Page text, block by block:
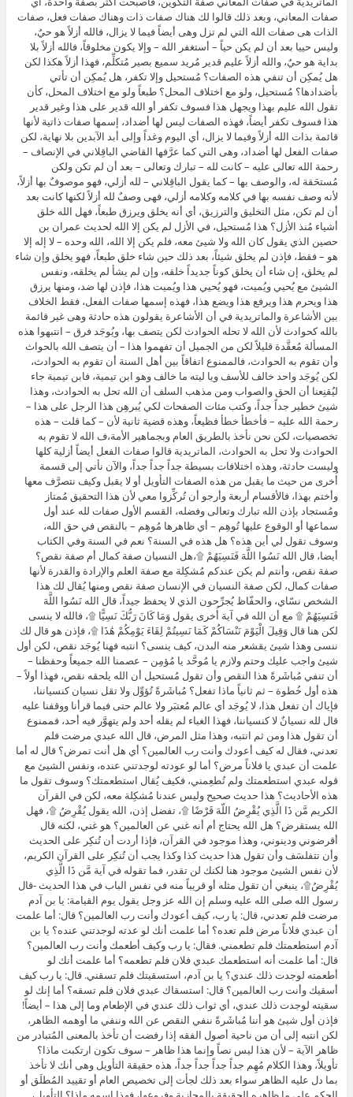
صفات المعاني، وبعد ذلك قالوا لك هناك صفات ذات وهناك صفات فعل، صفات
الذات هى صفات الله التي لم تزل وهى أيضاً فيما لا يزال، فالله أزلاً هو حيٌ،
وليس حييا بعد أن لم يكن حياً – أستغفر الله – وإلا يكون مخلوقاً، فالله أزلاً بلا
بداية هو حيٌ، والله أزلاً عليم قدير مُريد سميع بصير مُتكلِّم، فهذا أزلاً هكذا لكن
هل يُمكِن أن تنفي هذه الصفات؟ مُستحيل وإلا تكفر، هل يُمكِن أن تأتي
بأضدادها؟ مُستحيل، ولو مع اختلاف المحل؟ طبعاً ولو مع اختلاف المحل، كأن
تقول الله عليم بهذا ويجهل هذا فسوف تكفر أو الله قدير على هذا وغير قدير
هذا فسوف تكفر أيضاً، فهذه الصفات ليس لها أضداد، إسمها صفات ذاتية لأنها
قائمة بذات الله أزلاً وفيما لا يزال، أي اليوم وغداً وإلى أبد الآبدين بلا نهاية، لكن
صفات الفعل لها أضداد، وهى التي كما عرَّفها القاضي الباقِلاني في الإنصاف –
رحمة الله تعالى عليه – كانت لله – تبارك وتعالى – بعد أن لم تكن ولكن
مُستحَقة له، والوصف بها – كما يقول الباقِلاني – لله أزلي، فهو موصوفٌ بها أزلاً،
لأنه وصف نفسه بها في كلامه وكلامه أزلي، فهى وصفٌ لله أزلاً لكنها كانت بعد
أن لم تكن، مثل التخليق والترزيق، أي أنه يخلق ويرزق طبعاً، فهل الله خلق
أشياء مُنذ الأزل؟ هذا مُستحيل، في الأزل لم يكن إلا الله لحديث عمران بن
حصين الذي يقول كان الله ولا شيئ معه، فلم يكن إلا الله، الله وحده – لا إله إلا
هو – فقط، فإذن لم يخلق شيئاً، بعد ذلك حين شاء خلق طبعاً، فهو يخلق وإن شاء
لم يخلق، إن شاء أن يخلق كوناً جديداً خلقه، وإن لم يشأ لم يخلقه، ونفس
الشيئ مع يُحيي ويُميت، فهو يُحيي هذا ويُميت هذا، فإذن لها ضد، ومنها يرزق
هذا ويحرم هذا ويرفع هذا ويضع هذا، فهذه إسمها صفات الفعل، فقط الخلاف
بين الأشاعرة والماتريدية في أن الأشاعرة يقولون هذه حادثة وهى غير قائمة
بالله كحوادث لأن الله لا تحله الحوادث لكن يتصف بها، ويُوجَد فرق – انتبهوا هذه
المسألة مُعقَّدة قليلاً لكن من الجميل أن تفهموا هذا – أن يتصف الله بالحواث
وأن تقوم به الحوادث، فالممنوع اتفاقاً بين أهل السنة أن تقوم به الحوادث،
لكن يُوجَد واحد خالف للأسف ويا ليته ما خالف وهو ابن تيمية، فابن تيمية جاء
ليُقنِعنا أن الحق والصواب ومن مذهب السلف أن الله تحل به الحوادث، وهذا
شيئ خطير جداً جداً، وكتب مئات الصفحات لكي يُبرهِن هذا الرجل على هذا –
رحمة الله عليه – فأخطأ خطأ فظيعاً، وهذه قضية ثانية لأن – كما قلت – هذه
تخصصيات، لكن نحن نأخذ بالطريق العام وبجماهير الأمة،ف الله لا تقوم به
الحوادث ولا تحل به الحوادث، الماتريدية قالوا صفات الفعل أيضاً أزلية كلها
وليست حادثة، وهذه اختلافات بسيطة جداً جداً جداً، والآن نأتي إلى قسمة
أُخرى من حيث ما يقبل من هذه الصفات التأويل أو لا يقبل وكيف نتصرَّف معها
وأختم بهذا، فالأقسام أربعة وأرجو أن تُركِّزوا معي لأن هذا التحقيق مُمتاز
ومُستجاد بإذن الله تبارك وتعالى وفضله، القسم الأول صفات لله عند أول
سماعها أو الوقوع عليها تُوهِم – أي ظاهرها مُوهِم – بالنقص في حق الله،
وسوف تقول لي أين هذه؟ هل هذه في السنة؟ نعم في السنة وفي الكتاب
أيضا، قال الله نَسُوا اللَّهَ فَنَسِيَهُمْ ۩،هل النسيان صفة كمال أم صفة نقص؟
صفة نقص، وأنتم لم يكن عندكم مُشكِلة مع صفة العلم والإرادة والقدرة لأنها
صفات كمال، لكن صفة النسيان في الإنسان صفة نقص ومنها يُقال لك هذا
الشخص نسّاي، والحفّاظ يُجرِّحون الذي لا يحفظ جيداً، قال الله نَسُوا اللَّهَ
فَنَسِيَهُمْ ۩ مع أن الله في آية أُخرى يقول وَمَا كَانَ رَبُّكَ نَسِيًّا ۩، فالله لا ينسى
لكن هنا قال وَقِيلَ الْيَوْمَ نَنْسَاكُمْ كَمَا نَسِيتُمْ لِقَاءَ يَوْمِكُمْ هَٰذَا ۩، فإذن هو قال لك
ننسى وهذا شيئ يقشعر منه البدن، كيف ينسى؟ انتبه فهنا يُوجَد نقص، لكن أول
شيئ واجب عليك وحتم ولازم يا مُوحَّد يا مُؤمِن – عصمنا الله جميعاً وحفظنا –
أن تنفي مُباشَرةً هذا النقص وأن تقول مُستحيل أن الله يلحقه نقص، فهذا أولاً –
هذه أول خُطوة – ثم ثانياً ماذا تفعل؟ مُباشَرةً تُؤوِّل ولا تقل نسيان كنسياننا،
فإياك أن تفعل هذا، لا يُوجَد أي عالم مُعتبَر ولا عالم حتى فيما قرأنا ووقفنا عليه
قال لله نسيانٌ لا كنسياننا، فهذا الغباء لم يقله أحد ولم يتهوَّر فيه أحد، فممنوع
أن تقول هذا ومن ثم انتبه، وهذا مثل المرض، قال الله عبدي مرضت فلم
تعدني، فقال له كيف أعودك وأنت رب العالمين؟ أي هل أنت تمرض؟ قال له أما
علمت أن عبدي يا فلاناً مرض؟ أما لو عودته لوجدتني عنده، ونفس الشيئ مع
قوله عبدي استطعمتك ولم تُطعِمني، فكيف يُقال استطعمتك؟ وسوف تقول ما
هذه الأحاديث؟ هذا حديث صحيح وليس عندنا مُشكِلة معه، لكن في القرآن
الكريم مَّن ذَا الَّذِي يُقْرِضُ اللّهَ قَرْضًا ۩، تفضل إذن، الله يقول يُقْرِضُ ۩، فهل
الله يستقرض؟ هل الله يحتاج أم أنه غني عن العالمين؟ هو غني، لكنه قال
أقرضوني ودينوني، وهذا موجود في القرآن، فإذا أردت أن تُنكِر على الحديث
وأن تتفلسَف وأن تقول هذا حديث كذا وكذا يجب أن تُنكِر على القرآن الكريم،
لأن نفس الشيئ موجود هنا لكنك لن تقدر، فما تقوله في آية مَّن ذَا الَّذِي
يُقْرِضُ۩، ينبغي أن تقول مثله أو قريباً منه في نفس الباب في هذا الحديث -قال
رسول الله صلى الله عليه وسلم إن الله عز وجل يقول يوم القيامة: يا بن آدم
مرضت فلم تعدني، قال: يا رب، كيف أعودك وأنت رب العالمين؟ قال: أما علمت
أن عبدي فلاناً مرض فلم تعده؟ أما علمت أنك لو عدته لوجدتني عنده؟ يا بن
آدم استطعمتك فلم تطعمني. فقال: يا رب وكيف أطعمك وأنت رب العالمين؟
قال: أما علمت أنه استطعمك عبدي فلان فلم تطعمه؟ أما علمت أنك لو
أطعمته لوجدت ذلك عندي؟ يا بن آدم، استسقيتك فلم تسقني. قال: يا رب كيف
أسقيك وأنت رب العالمين؟ قال: استسقاك عبدي فلان فلم تسقه؟ أما إنك لو
سقيته لوجدت ذلك عندي، أي ثواب ذلك عندي في الإطعام وما إلى هذا – أيضاً!
فإذن أول شيئ هو أننا مُباشَرةً ننفي النقص عن الله وننفي ما أوهمه الظاهر،
لكن انتبه إلى أن من ناحية أصول الفقه إذا رفضت أن تأخذ بالمعنى المُتبادر من
ظاهر الآية – لأن هذا ليس نصاً وإنما هذا ظاهر – سوف تكون ارتكبت ماذا؟
تأويلاً، وهذا الكلام مُهِم جداً جداً جداً جداً، هذه حقيقة التأويل وهى أنك لا تأخذ
بما دل عليه الظاهر سواء بعد ذلك لجأت إلى تخصيص العام أو تقييد المُطلَق أو